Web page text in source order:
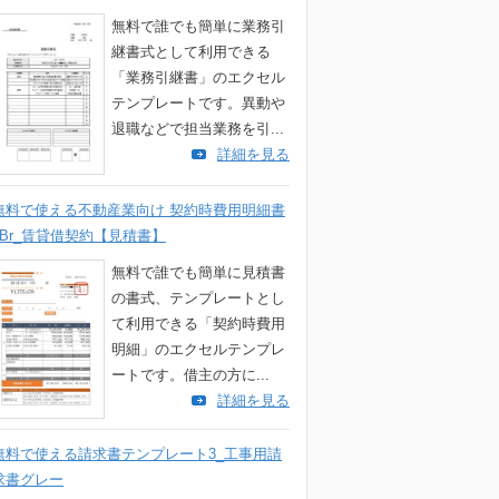
無料で誰でも簡単に業務引
継書式として利用できる
「業務引継書」のエクセル
テンプレートです。異動や
退職などで担当業務を引...
詳細を見る
料で使える不動産業向け 契約時費用明細書
賃貸借契約【見積書】
無料で誰でも簡単に見積書
の書式、テンプレートとし
て利用できる「契約時費用
明細」のエクセルテンプレ
ートです。借主の方に...
詳細を見る
料で使える請求書テンプレート3_工事用請
書グレー